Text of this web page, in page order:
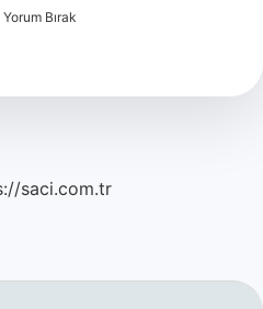
Yorum Bırak
saci.com.tr